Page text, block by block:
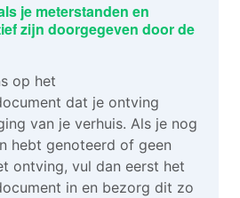
je meterstanden en
zijn doorgegeven door de
op het
dat je ontving
van je verhuis. Als je nog
hebt genoteerd of geen
ontving, vul dan eerst het
in en bezorg dit zo